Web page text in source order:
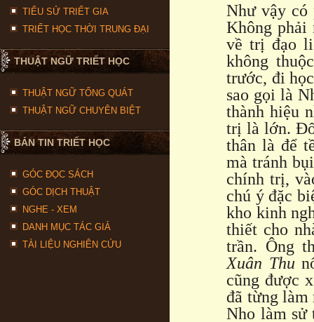
TIỂU SỬ TRIẾT GIA
TRIẾT HỌC THỜI TRUNG ĐẠI
THUẬT NGỮ TRIẾT HỌC
THUẬT NGỮ TỔNG QUÁT
THUẬT NGỮ CHUYÊN BIỆT
BẢN TIN TRIẾT HỌC
GÓC ĐỌC SÁCH
GÓC DỊCH THUẬT
NGHE - XEM
DANH MỤC TÁC GIẢ
TÀI LIỆU NGHIÊN CỨU
Như vậy có
Không phải
về trị đạo
không
trước, đi
sao gọi là
thành hiệu
trị là lớn.
thân là để
mà tránh
chính trị,
chú ý đặc
kho kinh
thiết cho
trần. Ông
Xuân Thu
cũng được
đã từng làm
Nho làm sử